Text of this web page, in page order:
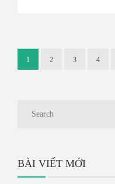
1 2 3 4
BÀI VIẾT MỚI